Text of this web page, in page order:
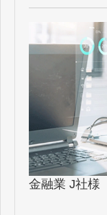
金融業 J社様